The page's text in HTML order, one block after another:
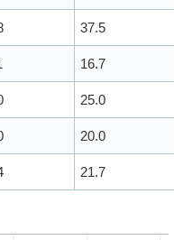
37.5
16.7
25.0
20.0
21.7